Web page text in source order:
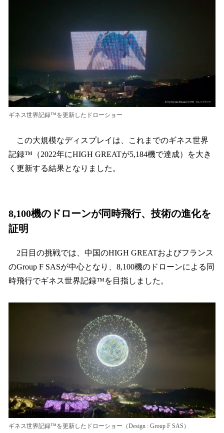
ギネス世界記録™を更新したドローショー
この大規模なディスプレイは、これまでのギネス世界
記録™（2022年にHIGH GREATが5,184機で達成）を大き
く更新する結果となりました。
8,100機のドローンが同時飛行、技術の進化を
証明
2日目の挑戦では、中国のHIGH GREATおよびフランス
のGroup F SASが中心となり、8,100機のドローンによる同
時飛行でギネス世界記録™を目指しました。
ギネス世界記録™を更新したドローショー（Design : Group F SAS）